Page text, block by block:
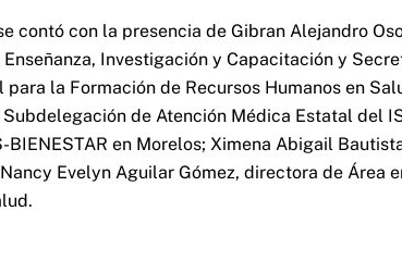
contó con la presencia de Gibran Alejandro
Investigación y Capacitación y
la Formación de Recursos Humanos en
de Atención Médica Estatal del
en Morelos; Ximena Abigail
Evelyn Aguilar Gómez, directora de Área